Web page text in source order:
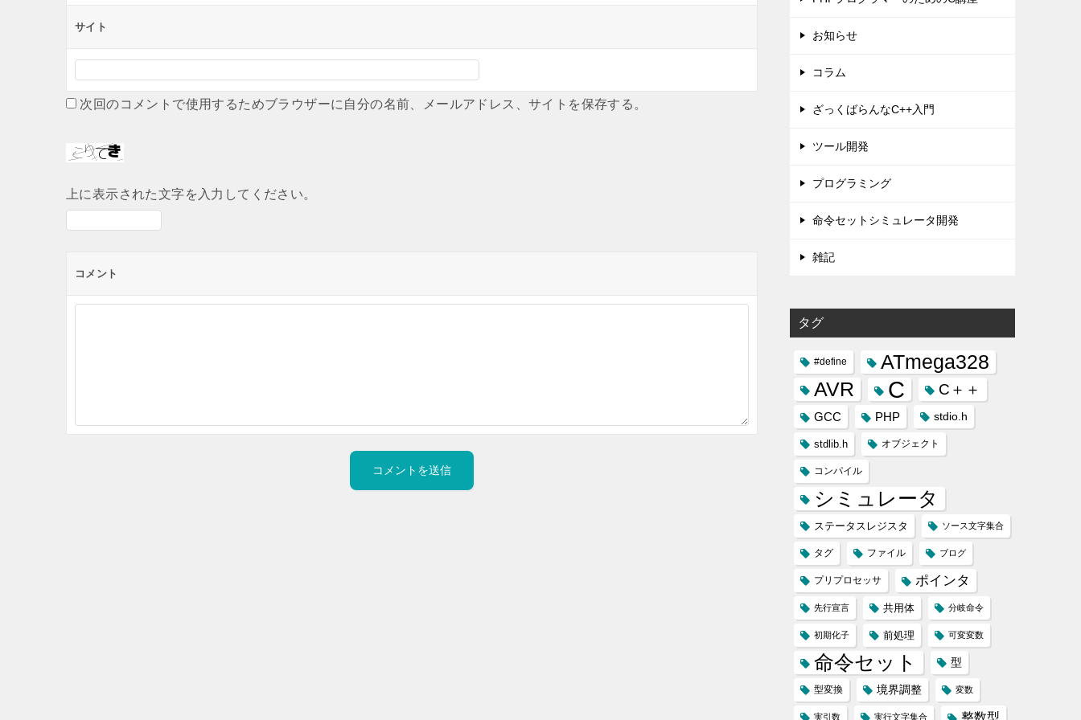
サイト
次回のコメントで使用するためブラウザーに自分の名前、メールアドレス、サイトを保存する。
上に表示された文字を入力してください。
コメント
お知らせ
コラム
ざっくばらんなC++入門
ツール開発
プログラミング
命令セットシミュレータ開発
雑記
タグ
#define
ATmega328
AVR
C C＋＋
GCC PHP stdio.h
stdlib.h オブジェクト
コンパイル
シミュレータ
ステータスレジスタ ソース文字集合
タグ ファイル ブログ
プリプロセッサ ポインタ
先行宣言 共用体 分岐命令
初期化子 前処理 可変変数
命令セット 型
型変換 境界調整 変数
実引数 実行文字集合 整数型